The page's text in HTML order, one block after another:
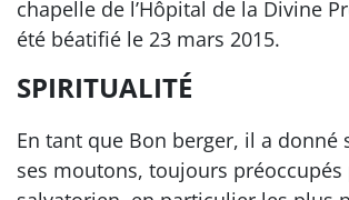
chapelle de l’Hôpital de la Divine
été béatifié le 23 mars 2015.
SPIRITUALITÉ
En tant que Bon berger, il a donné
ses moutons, toujours